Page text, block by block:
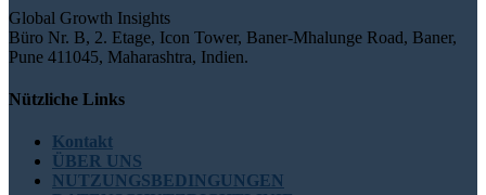
Global Growth Insights
Büro Nr. B, 2. Etage, Icon Tower, Baner-Mhalunge Road, Baner,
Pune 411045, Maharashtra, Indien.
Nützliche Links
Kontakt
ÜBER UNS
NUTZUNGSBEDINGUNGEN